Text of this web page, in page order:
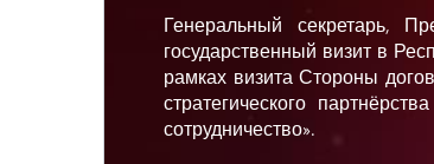
Генеральный секретарь,
государственный визит в
рамках визита Стороны
стратегического
сотрудничество».